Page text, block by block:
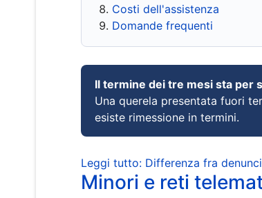
Costi dell'assistenza
Domande frequenti
Il termine dei tre mesi sta per
Una querela presentata fuori
esiste rimessione in termini.
Leggi tutto: Differenza fra
Minori e reti